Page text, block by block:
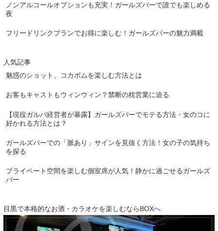
ノンアルコールオプションも充実！ガールズバーで誰でも楽しめる
夜
フリードリンクプランでお得に楽しむ！ガールズバーの魅力満載
人気記事
魅惑のショット、コカボムを楽しむ方法とは
お客もキャストもウィンウィン？禁断の枕営業に迫る
【現役ガルバ経営者が暴露】ガールズバーでモテる方法・女のコに
好かれる方法とは？
ガールズバーでの「脈あり」サインを見抜く方法！女の子の気持ち
を探る
プライベート空間を楽しむ個室席が人気！静かに過ごせるガールズ
バー
目黒で本格的なお酒・カラオケを楽しむならBOXへ